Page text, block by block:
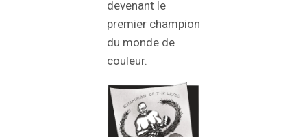
devenant le
premier champion
du monde de
couleur.